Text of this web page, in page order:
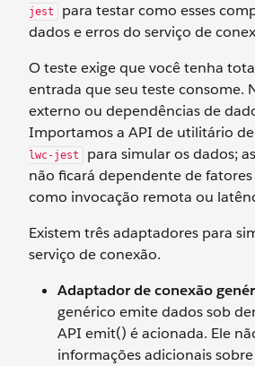
jest
para testar como esses
dados e erros do serviço de
O teste exige que você tenha
entrada que seu teste consome.
externo ou dependências de
Importamos a API de utilitário
lwc-jest
para simular os dados;
não ficará dependente de
como invocação remota ou
Existem três adaptadores para
serviço de conexão.
Adaptador de conexão
genérico emite dados sob
API emit() é acionada. Ele
informações adicionais